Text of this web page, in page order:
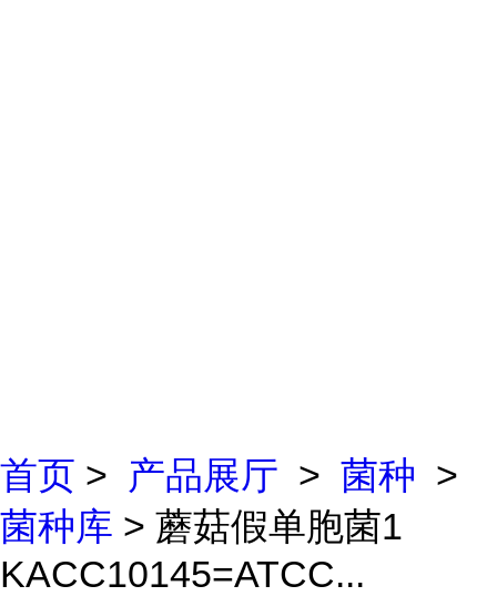
首页 > 产品展厅 > 菌种 >
菌种库 > 蘑菇假单胞菌1
KACC10145=ATCC...